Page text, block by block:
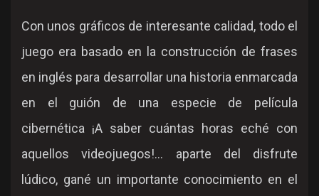
Con unos gráficos de interesante calidad, todo el
juego era basado en la construcción de frases
en inglés para desarrollar una historia enmarcada
en el guión de una especie de película
cibernética ¡A saber cuántas horas eché con
aquellos videojuegos!... aparte del disfrute
lúdico, gané un importante conocimiento en el